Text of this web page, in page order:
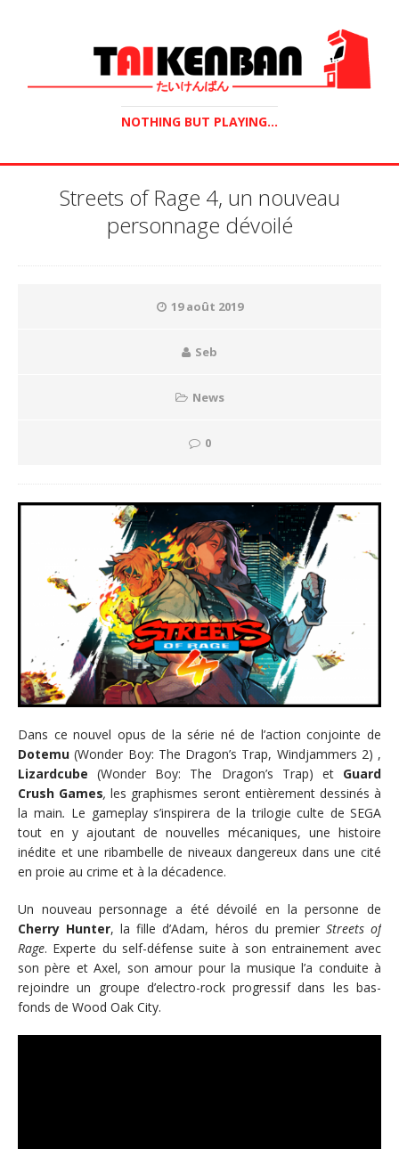
NOTHING BUT PLAYING...
Streets of Rage 4, un nouveau
personnage dévoilé
19 août 2019
Seb
News
0
Dans ce nouvel opus de la série né de l’action conjointe de
Dotemu (Wonder Boy: The Dragon’s Trap, Windjammers 2) ,
Lizardcube (Wonder Boy: The Dragon’s Trap) et Guard
Crush Games,les graphismes seront entièrement dessinés à
la main. Le gameplay s’inspirera de la trilogie culte de SEGA
tout en y ajoutant de nouvelles mécaniques, une histoire
inédite et une ribambelle de niveaux dangereux dans une cité
en proie au crime et à la décadence.
Un nouveau personnage a été dévoilé en la personne de
Cherry Hunter, la fille d’Adam, héros du premier Streets of
Rage. Experte du self-défense suite à son entrainement avec
son père et Axel, son amour pour la musique l’a conduite à
rejoindre un groupe d’electro-rock progressif dans les bas-
fonds de Wood Oak City.